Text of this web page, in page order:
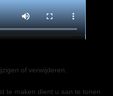
of verwijderen.
te maken dient u aan te tonen